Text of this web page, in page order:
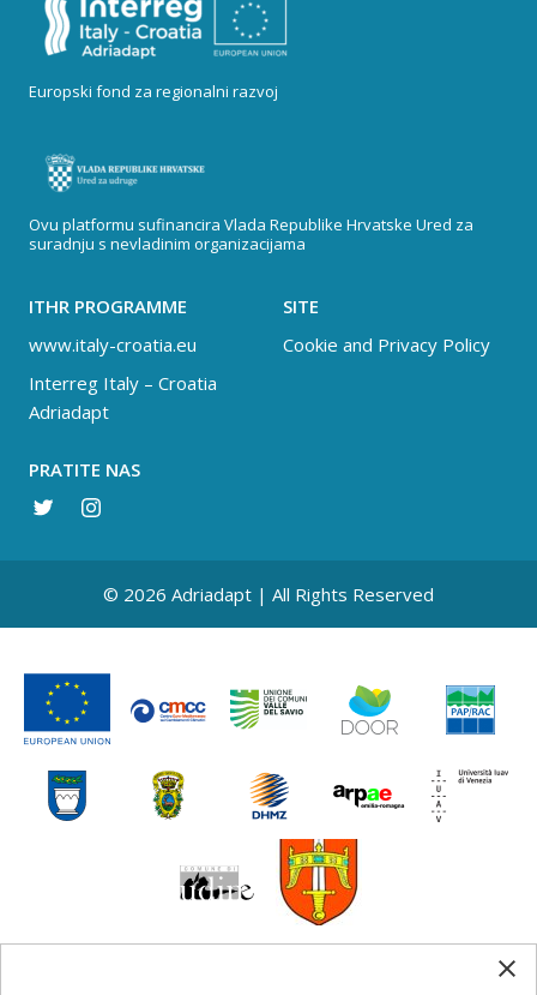
Europski fond za regionalni razvoj
Ovu platformu sufinancira Vlada Republike Hrvatske Ured za
suradnju s nevladinim organizacijama
ITHR PROGRAMME
www.italy-croatia.eu
Interreg Italy – Croatia
Adriadapt
SITE
Cookie and Privacy Policy
PRATITE NAS
© 2026 Adriadapt | All Rights Reserved